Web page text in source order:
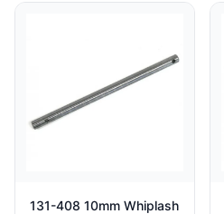
131-408 10mm Whiplash